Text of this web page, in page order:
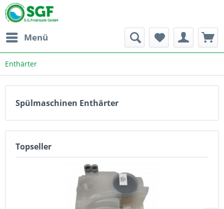
Menü
Enthärter
Spülmaschinen Enthärter
Topseller